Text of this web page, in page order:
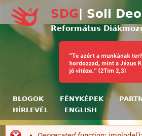
SDG | Soli
Református
BLOGOK FÉNYKÉPEK
HÍRLEVÉL
ENGLISH